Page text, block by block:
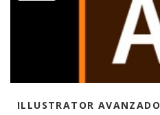
ILLUSTRATOR AVANZADO